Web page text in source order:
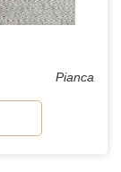
Pianca